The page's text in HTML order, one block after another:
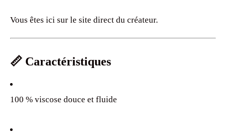
Vous êtes ici sur le site direct du créateur.
📏 Caractéristiques
100 % viscose douce et fluide